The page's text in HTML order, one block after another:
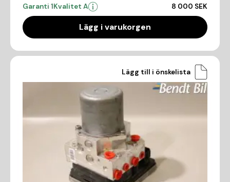
Garanti 1Kvalitet A 8 000 SEK
Lägg i varukorgen
Lägg till i önskelista